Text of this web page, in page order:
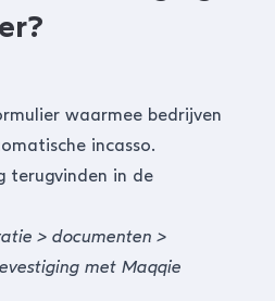
waarmee bedrijven
incasso.
terugvinden in de
> documenten >
met Maqqie